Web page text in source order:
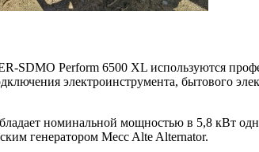
SDMO Perform 6500 XL используются
электроинструмента, бытового
номинальной мощностью в 5,8 кВт
генератором Mecc Alte Alternator.